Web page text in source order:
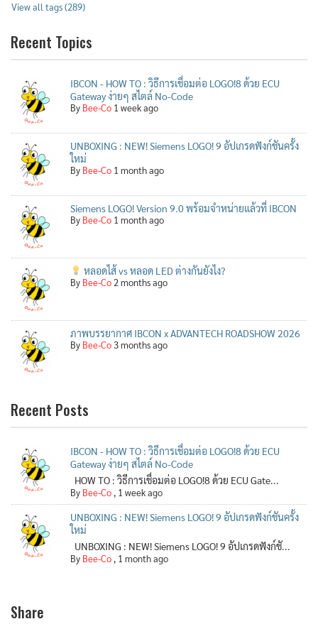
View all tags (289)
Recent Topics
IBCON - HOW TO : วิธีการเชื่อมต่อ LOGO!8 ด้วย ECU
Gateway ง่ายๆ สไตล์ No-Code
By Bee-Co 1 week ago
UNBOXING : NEW! Siemens LOGO! 9 อัปเกรดฟังก์ชันครั้ง
ใหม่
By Bee-Co 1 month ago
Siemens LOGO! Version 9.0 พร้อมจำหน่ายแล้วที่ IBCON
By Bee-Co 1 month ago
หลอดไส้ vs หลอด LED ต่างกันยังไง?
By Bee-Co2 months ago
ภาพบรรยากาศ IBCON x ADVANTECH ROADSHOW 2026
By Bee-Co3 months ago
Recent Posts
IBCON - HOW TO : วิธีการเชื่อมต่อ LOGO!8 ด้วย ECU
Gateway ง่ายๆ สไตล์ No-Code
HOW TO : วิธีการเชื่อมต่อ LOGO!8 ด้วย ECU Gate...
By Bee-Co , 1 week ago
UNBOXING : NEW! Siemens LOGO! 9 อัปเกรดฟังก์ชันครั้ง
ใหม่
UNBOXING : NEW! Siemens LOGO! 9 อัปเกรดฟังก์ชั...
By Bee-Co , 1 month ago
Share